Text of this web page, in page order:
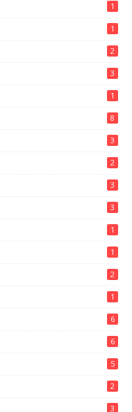
1
1
2
3
1
8
3
2
3
3
1
1
2
1
6
6
5
2
3